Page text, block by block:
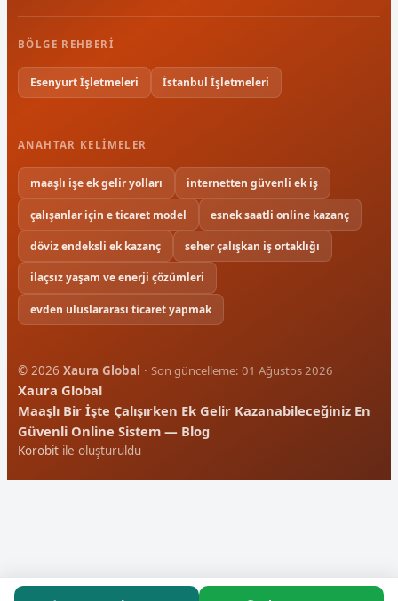
BÖLGE REHBERI
Esenyurt İşletmeleri İstanbul İşletmeleri
ANAHTAR KELIMELER
maaşlı işe ek gelir yolları internetten güvenli ek iş
çalışanlar için e ticaret model esnek saatli online kazanç
döviz endeksli ek kazanç seher çalışkan iş ortaklığı
ilaçsız yaşam ve enerji çözümleri
evden uluslararası ticaret yapmak
© 2026 Xaura Global · Son güncelleme: 01 Ağustos 2026
Xaura Global
Maaşlı Bir İşte Çalışırken Ek Gelir Kazanabileceğiniz En
Güvenli Online Sistem — Blog
Korobit ile oluşturuldu